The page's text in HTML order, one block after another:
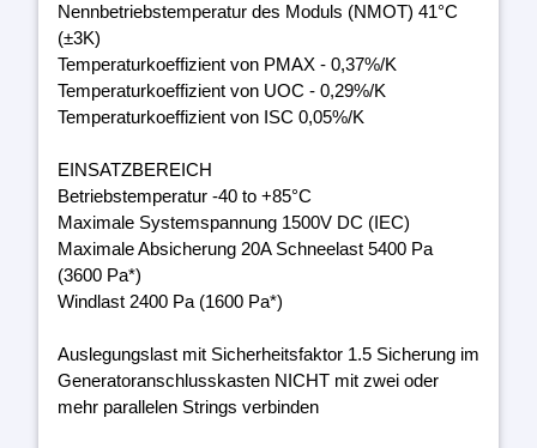
Nennbetriebstemperatur des Moduls (NMOT) 41°C
(±3K)
Temperaturkoeffizient von PMAX - 0,37%/K
Temperaturkoeffizient von UOC - 0,29%/K
Temperaturkoeffizient von ISC 0,05%/K
EINSATZBEREICH
Betriebstemperatur -40 to +85°C
Maximale Systemspannung 1500V DC (IEC)
Maximale Absicherung 20A Schneelast 5400 Pa
(3600 Pa*)
Windlast 2400 Pa (1600 Pa*)
Auslegungslast mit Sicherheitsfaktor 1.5 Sicherung im
Generatoranschlusskasten NICHT mit zwei oder
mehr parallelen Strings verbinden